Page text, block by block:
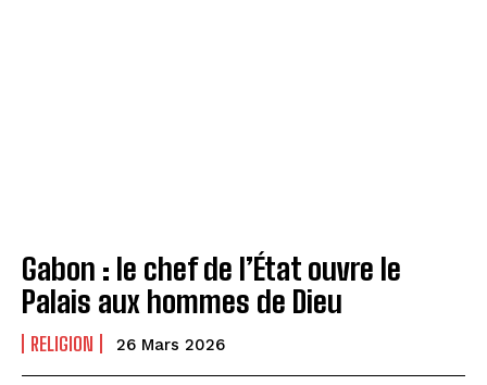
Gabon : le chef de l’État ouvre le
Palais aux hommes de Dieu
RELIGION 26 Mars 2026